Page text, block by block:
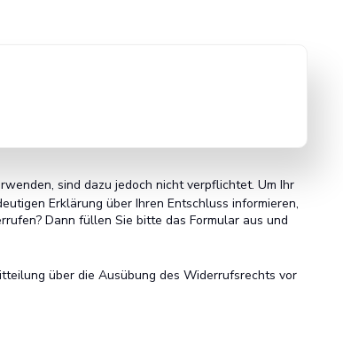
sind dazu jedoch nicht verpflichtet. Um Ihr
Erklärung über Ihren Entschluss informieren,
Dann füllen Sie bitte das Formular aus und
über die Ausübung des Widerrufsrechts vor